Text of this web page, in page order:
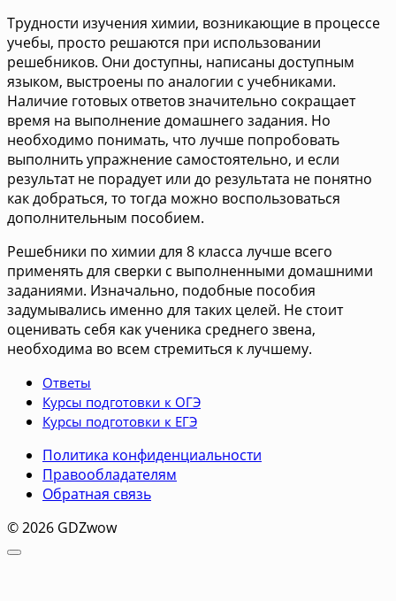
Трудности изучения химии, возникающие в процессе
учебы, просто решаются при использовании
решебников. Они доступны, написаны доступным
языком, выстроены по аналогии с учебниками.
Наличие готовых ответов значительно сокращает
время на выполнение домашнего задания. Но
необходимо понимать, что лучше попробовать
выполнить упражнение самостоятельно, и если
результат не порадует или до результата не понятно
как добраться, то тогда можно воспользоваться
дополнительным пособием.
Решебники по химии для 8 класса лучше всего
применять для сверки с выполненными домашними
заданиями. Изначально, подобные пособия
задумывались именно для таких целей. Не стоит
оценивать себя как ученика среднего звена,
необходима во всем стремиться к лучшему.
Ответы
Курсы подготовки к ОГЭ
Курсы подготовки к ЕГЭ
Политика конфиденциальности
Правообладателям
Обратная связь
© 2026 GDZwow